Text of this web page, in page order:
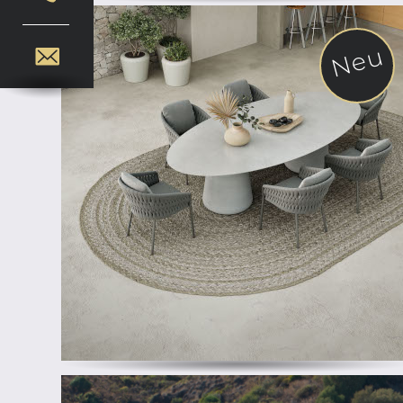
Neu
ab